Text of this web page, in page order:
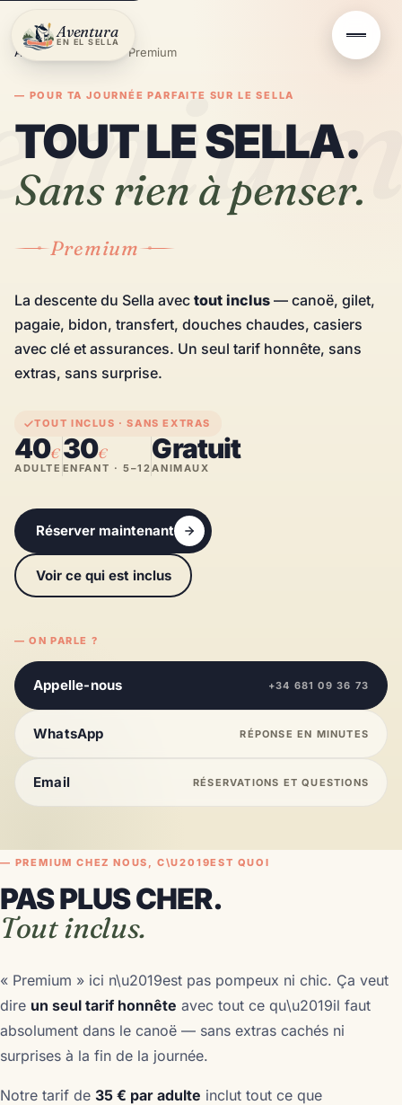
Aventura
EN EL SELLA
Accueil Réservation Premium
— POUR TA JOURNÉE PARFAITE SUR LE SELLA
TOUT LE SELLA.
Sans rien à penser.
Premium
La descente du Sella avec tout inclus — canoë, gilet,
pagaie, bidon, transfert, douches chaudes, casiers
avec clé et assurances. Un seul tarif honnête, sans
extras, sans surprise.
TOUT INCLUS · SANS EXTRAS
40€
ADULTE
30€
ENFANT · 5–12
Gratuit
ANIMAUX
Réserver maintenant
Voir ce qui est inclus
— ON PARLE ?
Appelle-nous +34 681 09 36 73
WhatsApp RÉPONSE EN MINUTES
Email RÉSERVATIONS ET QUESTIONS
— PREMIUM CHEZ NOUS, C\U2019EST QUOI
PAS PLUS CHER.
Tout inclus.
« Premium » ici n\u2019est pas pompeux ni chic. Ça veut
dire un seul tarif honnête avec tout ce qu\u2019il faut
absolument dans le canoë — sans extras cachés ni
surprises à la fin de la journée.
Notre tarif de 35 € par adulte inclut tout ce que